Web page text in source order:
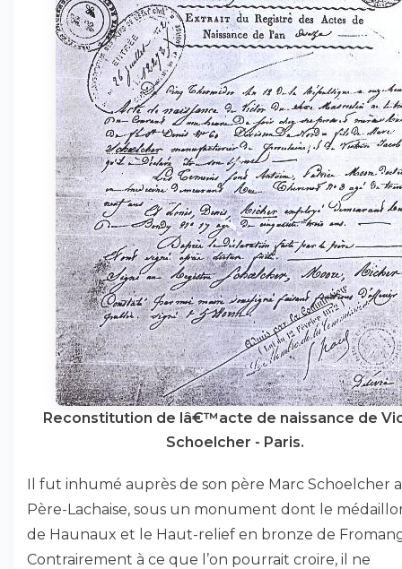
Reconstitution de lâ€™acte de naissance de
Schoelcher - Paris.
Il fut inhumé auprès de son père Marc Schoelcher
Père-Lachaise, sous un monument dont le
de Haunaux et le Haut-relief en bronze de
Contrairement à ce que l’on pourrait croire, il ne